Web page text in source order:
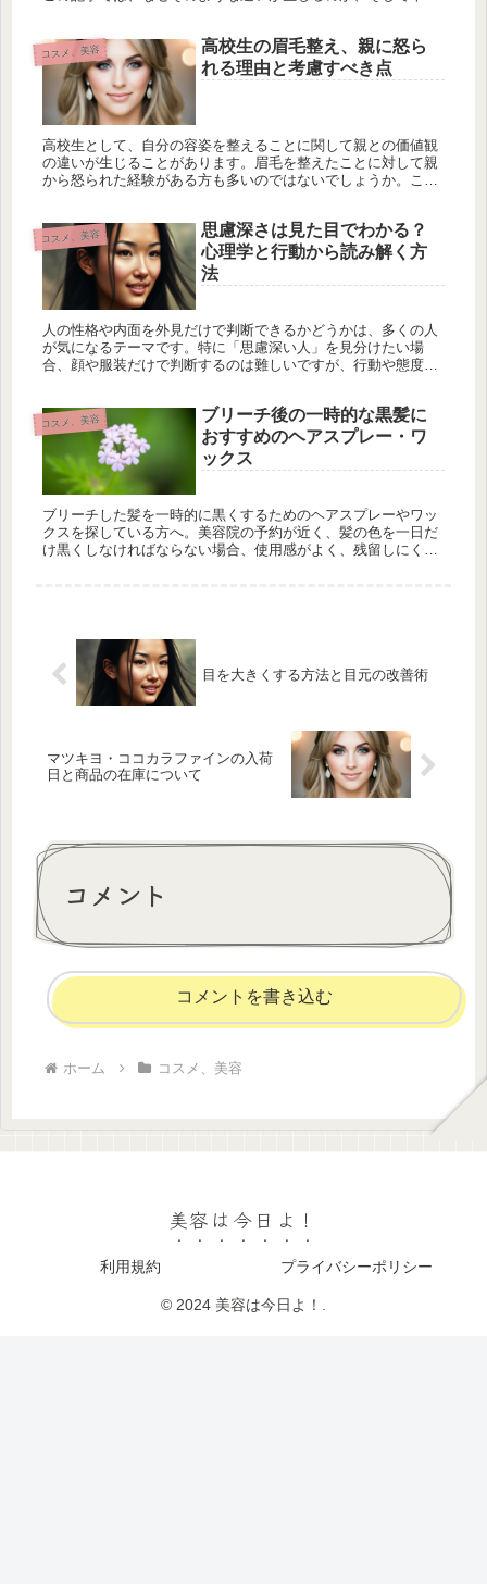
コスメ、美容
高校生の眉毛整え、親に怒ら
れる理由と考慮すべき点
高校生として、自分の容姿を整えることに関して親との価値観
の違いが生じることがあります。眉毛を整えたことに対して親
から怒られた経験がある方も多いのではないでしょうか。この
コスメ、美容
思慮深さは見た目でわかる？
心理学と行動から読み解く方
法
人の性格や内面を外見だけで判断できるかどうかは、多くの人
が気になるテーマです。特に「思慮深い人」を見分けたい場
合、顔や服装だけで判断するのは難しいですが、行動や態度か
コスメ、美容
ブリーチ後の一時的な黒髪に
おすすめのヘアスプレー・ワ
ックス
ブリーチした髪を一時的に黒くするためのヘアスプレーやワッ
クスを探している方へ。美容院の予約が近く、髪の色を一日だ
け黒くしなければならない場合、使用感がよく、残留しにくい
目を大きくする方法と目元の改善術
マツキヨ・ココカラファインの入荷
日と商品の在庫について
コメント
コメントを書き込む
ホーム コスメ、美容
美容は今日よ！
利用規約 プライバシーポリシー
© 2024 美容は今日よ！.